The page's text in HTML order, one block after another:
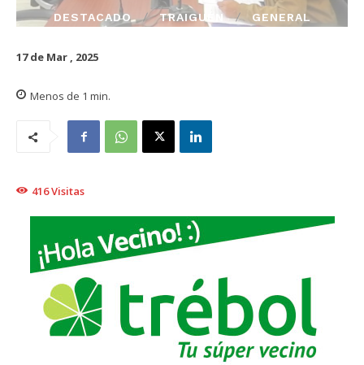
DESTACADO TRAIGUÉN GENERAL
17 de Mar , 2025
Menos de 1 min.
416Visitas